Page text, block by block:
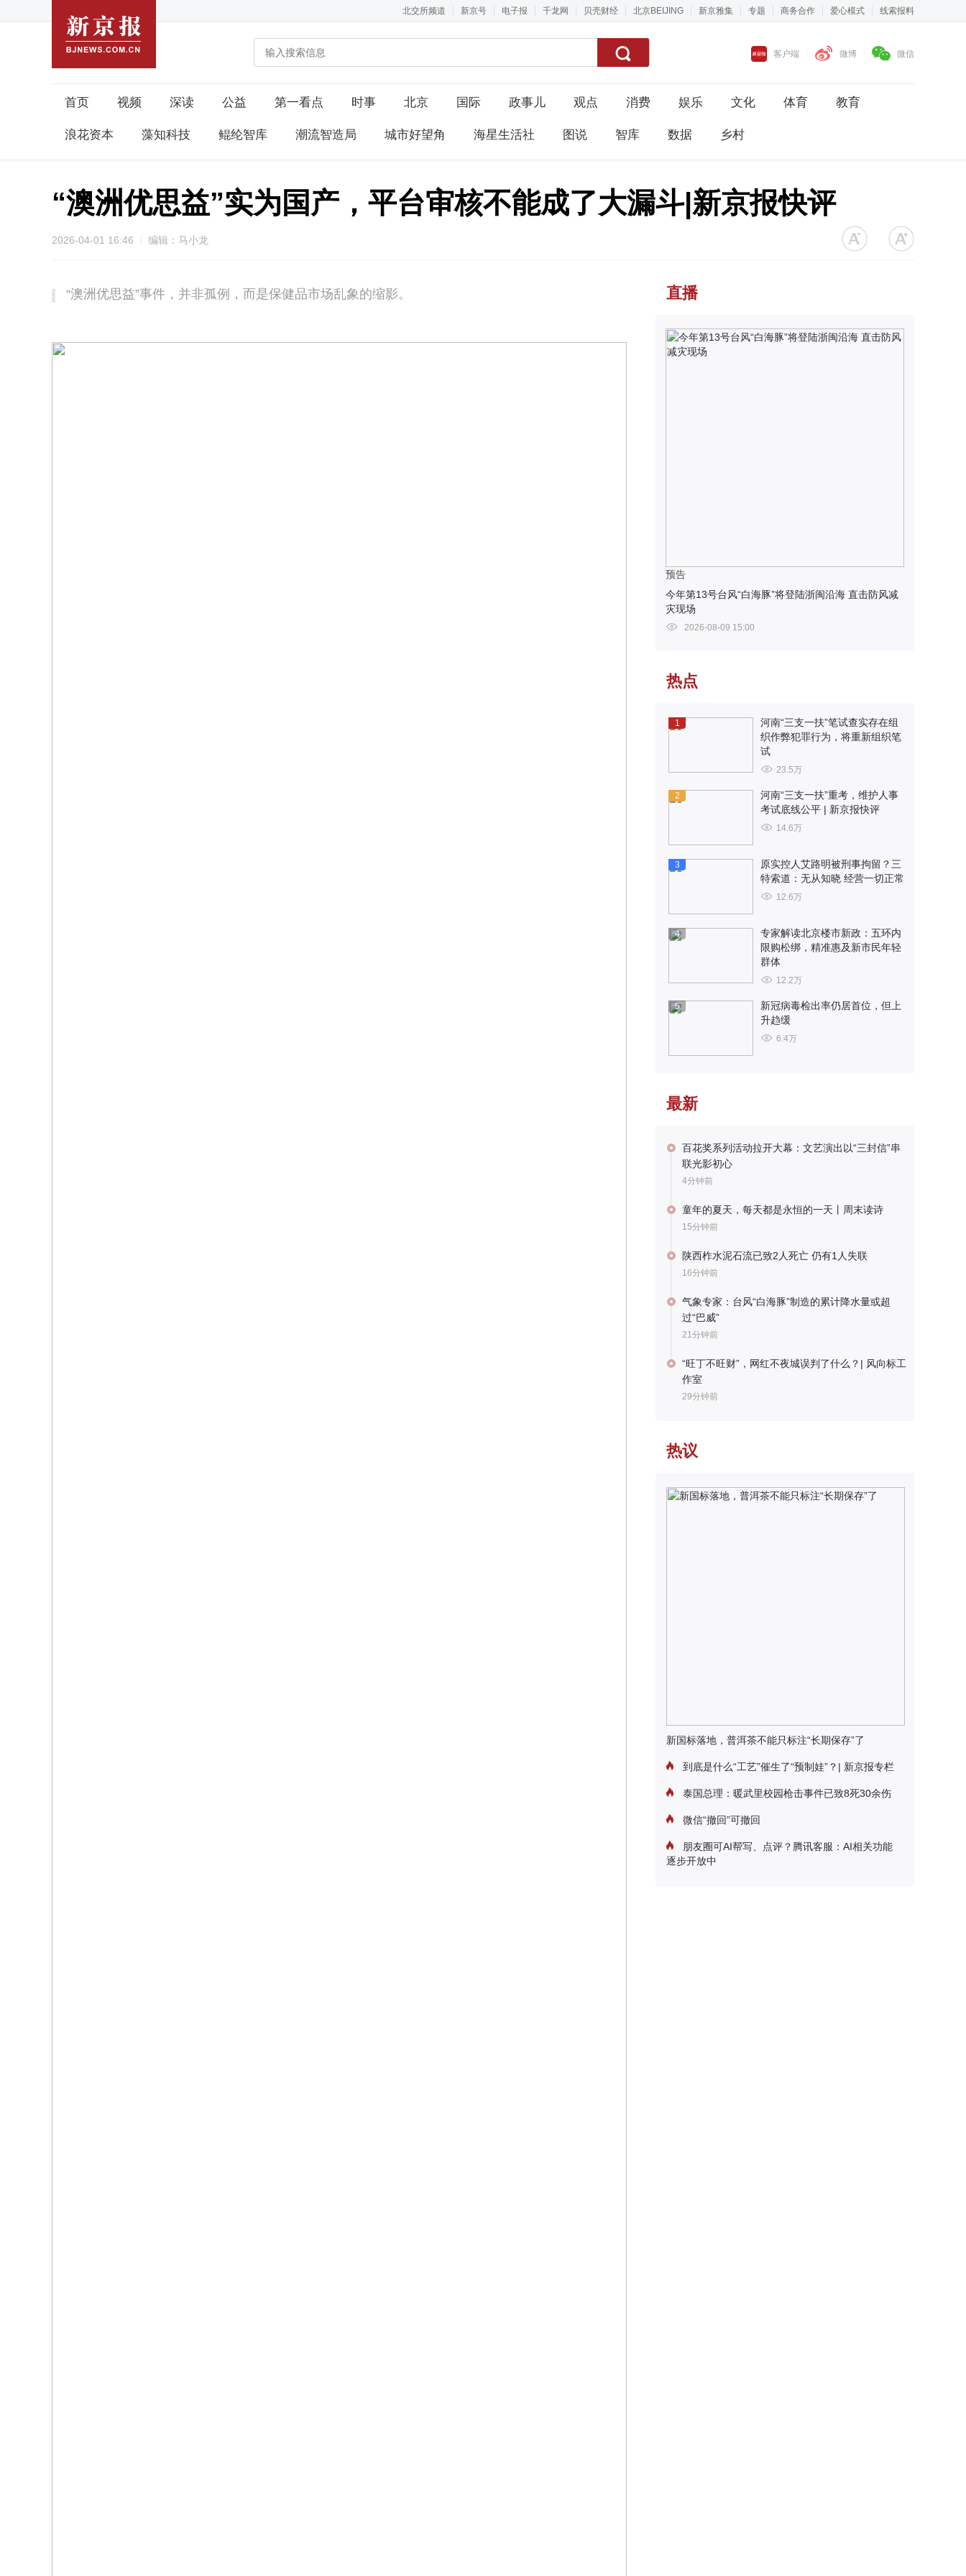
北交所频道 新京号 电子报 千龙网 贝壳财经 北京BEIJING 新京雅集 专题 商务合作 爱心模式 线索报料
客户端 微博 微信
首页 视频 深读 公益 第一看点 时事 北京 国际 政事儿 观点 消费 娱乐 文化 体育 教育
浪花资本 藻知科技 鲲纶智库 潮流智造局 城市好望角 海星生活社 图说 智库 数据 乡村
“澳洲优思益”实为国产，平台审核不能成了大漏斗|新京报快评
2026-04-01 16:46 编辑：马小龙
“澳洲优思益”事件，并非孤例，而是保健品市场乱象的缩影。 直播
预告
今年第13号台风“白海豚”将登陆浙闽沿海 直击防风减
灾现场
2026-08-09 15:00
热点
1
河南“三支一扶”笔试查实存在组
织作弊犯罪行为，将重新组织笔
试
23.5万
2
河南“三支一扶”重考，维护人事
考试底线公平 | 新京报快评
14.6万
3
原实控人艾路明被刑事拘留？三
特索道：无从知晓 经营一切正常
12.6万
4
专家解读北京楼市新政：五环内
限购松绑，精准惠及新市民年轻
群体
12.2万
5
新冠病毒检出率仍居首位，但上
升趋缓
6.4万
最新
百花奖系列活动拉开大幕：文艺演出以“三封信”串
联光影初心
4分钟前
童年的夏天，每天都是永恒的一天丨周末读诗
15分钟前
陕西柞水泥石流已致2人死亡 仍有1人失联
16分钟前
气象专家：台风“白海豚”制造的累计降水量或超
过“巴威”
21分钟前
“旺丁不旺财”，网红不夜城误判了什么？| 风向标工
作室
29分钟前
热议
新国标落地，普洱茶不能只标注“长期保存”了
到底是什么“工艺”催生了“预制娃”？| 新京报专栏
泰国总理：暖武里校园枪击事件已致8死30余伤
微信“撤回”可撤回
朋友圈可AI帮写、点评？腾讯客服：AI相关功能
逐步开放中